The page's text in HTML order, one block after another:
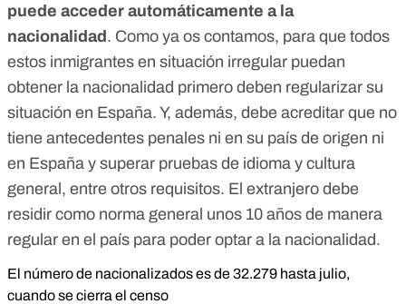
puede acceder automáticamente a la
nacionalidad. Como ya os contamos, para que todos
estos inmigrantes en situación irregular puedan
obtener la nacionalidad primero deben regularizar su
situación en España. Y, además, debe acreditar que no
tiene antecedentes penales ni en su país de origen ni
en España y superar pruebas de idioma y cultura
general, entre otros requisitos. El extranjero debe
residir como norma general unos 10 años de manera
regular en el país para poder optar a la nacionalidad.
El número de nacionalizados es de 32.279 hasta julio,
cuando se cierra el censo